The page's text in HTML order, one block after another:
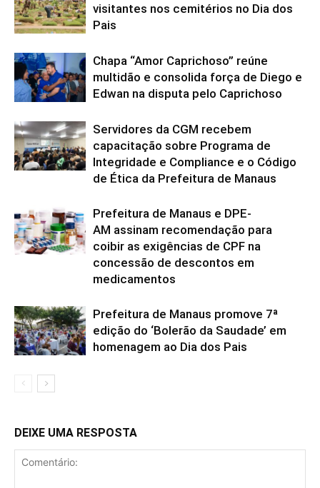
visitantes nos cemitérios no Dia dos
Pais
Chapa “Amor Caprichoso” reúne
multidão e consolida força de Diego e
Edwan na disputa pelo Caprichoso
Servidores da CGM recebem
capacitação sobre Programa de
Integridade e Compliance e o Código
de Ética da Prefeitura de Manaus
Prefeitura de Manaus e DPE-
AM assinam recomendação para
coibir as exigências de CPF na
concessão de descontos em
medicamentos
Prefeitura de Manaus promove 7ª
edição do ‘Bolerão da Saudade’ em
homenagem ao Dia dos Pais
DEIXE UMA RESPOSTA